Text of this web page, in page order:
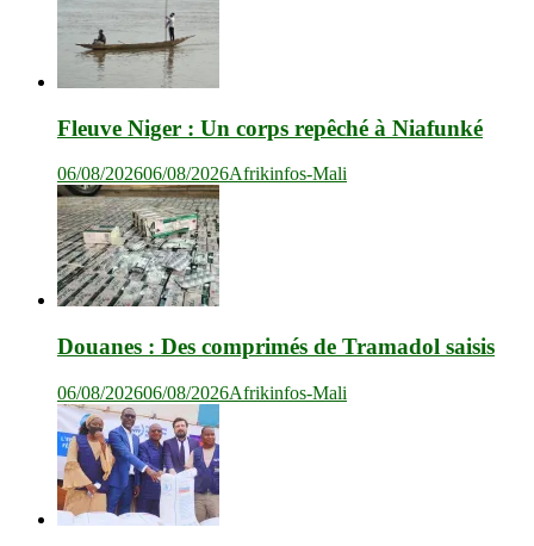
Fleuve Niger : Un corps repêché à Niafunké
06/08/202606/08/2026Afrikinfos-Mali
Douanes : Des comprimés de Tramadol saisis
06/08/202606/08/2026Afrikinfos-Mali